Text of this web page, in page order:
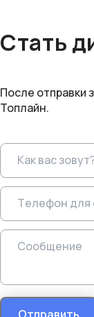
Стать
После отправки
Топлайн.